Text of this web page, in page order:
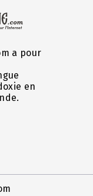
a pour
en